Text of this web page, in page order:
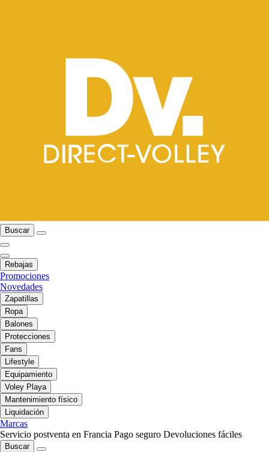
Buscar
Rebajas
Promociones
Novedades
Zapatillas
Ropa
Balones
Protecciones
Fans
Lifestyle
Equipamiento
Voley Playa
Mantenimiento físico
Liquidación
Marcas
Servicio postventa en Francia Pago seguro Devoluciones fáciles
Buscar